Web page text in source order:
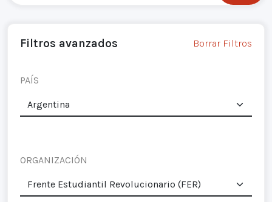
Filtros avanzados Borrar Filtros
PAÍS
ORGANIZACIÓN